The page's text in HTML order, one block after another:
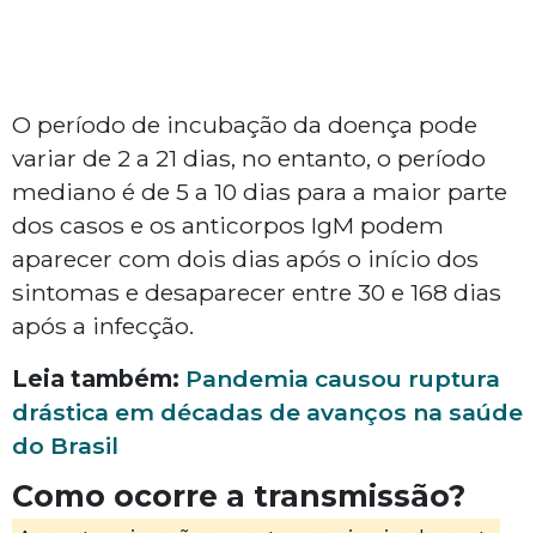
O período de incubação da doença pode
variar de 2 a 21 dias, no entanto, o período
mediano é de 5 a 10 dias para a maior parte
dos casos e os anticorpos IgM podem
aparecer com dois dias após o início dos
sintomas e desaparecer entre 30 e 168 dias
após a infecção.
Leia também: Pandemia causou ruptura
drástica em décadas de avanços na saúde
do Brasil
Como ocorre a transmissão?